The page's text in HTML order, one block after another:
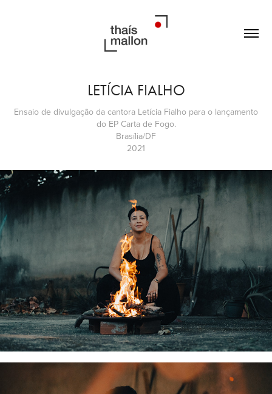
LETÍCIA FIALHO
Ensaio de divulgação da cantora Letícia Fialho para o lançamento
do EP Carta de Fogo.
Brasília/DF
2021